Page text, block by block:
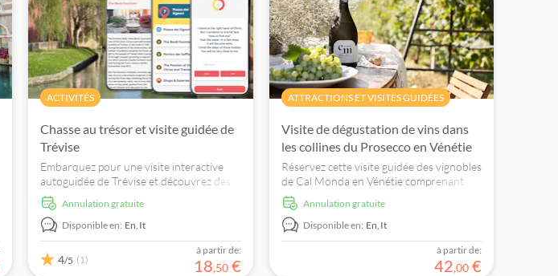
ACTIVITÉS
Chasse au trésor et visite guidée de
Trévise
Embarquez pour une visite interactive
autoguidée de Trévise et découvrez des
joyaux cachés grâce à une chasse au
trésor sur votre smartphone.
Commencez votre aventure dès
maintenant !
Annulation gratuite
Disponible en: En,It
4/5 (1)
à partir de:
18,50 €
ATTRACTIONS ET VISITES GUIDÉES
Visite de dégustation de vins dans
les collines du Prosecco en Vénétie
Réservez cette visite guidée des vignobles
de Cal Monda en Vénétie comprenant
une dégustation de vins de 4 variétés de
Prosecco Docg servies avec des amuse-
gueules
Annulation gratuite
Disponible en: En, It
à partir de:
42,00 €